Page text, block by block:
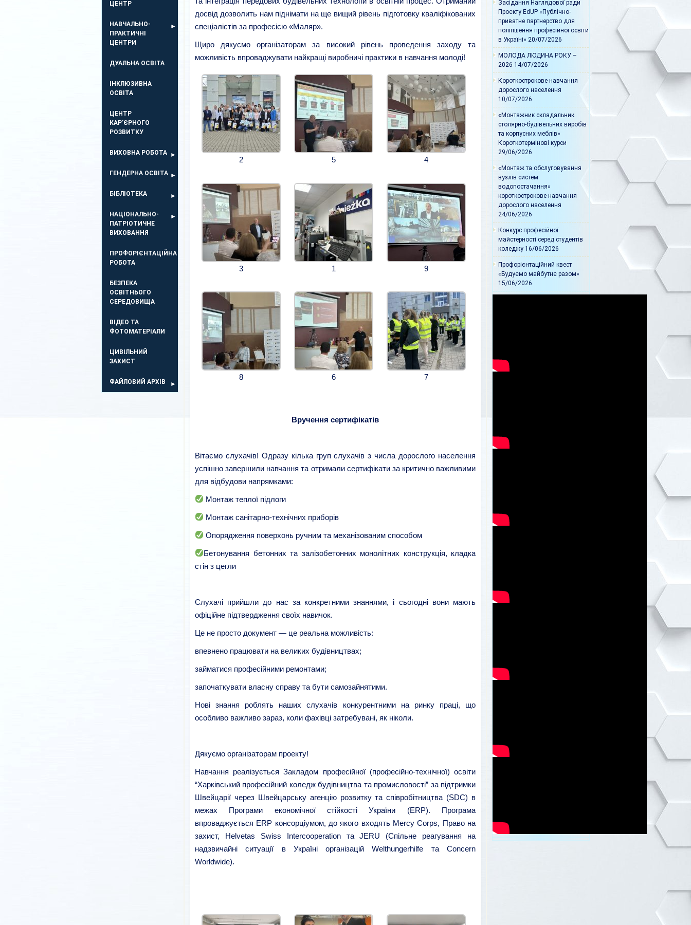
ЦЕНТР
НАВЧАЛЬНО-
ПРАКТИЧНІ
ЦЕНТРИ
ДУАЛЬНА ОСВІТА
ІНКЛЮЗИВНА
ОСВІТА
ЦЕНТР
КАР’ЄРНОГО
РОЗВИТКУ
ВИХОВНА РОБОТА
ГЕНДЕРНА ОСВІТА
БІБЛІОТЕКА
НАЦІОНАЛЬНО-
ПАТРІОТИЧНЕ
ВИХОВАННЯ
ПРОФОРІЄНТАЦІЙНА
РОБОТА
БЕЗПЕКА
ОСВIТНЬОГО
СЕРЕДОВИЩА
ВІДЕО ТА
ФОТОМАТЕРІАЛИ
ЦИВІЛЬНИЙ
ЗАХИСТ
ФАЙЛОВИЙ АРХІВ
досвід дозволить нам піднімати на ще вищий рівень підготовку кваліфікованих
спеціалістів за професією «Маляр».
Щиро дякуємо організаторам за високий рівень проведення заходу та
можливість впроваджувати найкращі виробничі практики в навчання молоді!
2 5 4
3 1 9
8 6 7
Вручення сертифікатів
Вітаємо слухачів! Одразу кілька груп слухачів з числа дорослого населення
успішно завершили навчання та отримали сертифікати за критично важливими
для відбудови напрямками:
Монтаж теплої підлоги
Монтаж санітарно-технічних приборів
Опорядження поверхонь ручним та механізованим способом
Бетонування бетонних та залізобетонних монолітних конструкція, кладка
стін з цегли
Слухачі прийшли до нас за конкретними знаннями, і сьогодні вони мають
офіційне підтвердження своїх навичок.
Це не просто документ — це реальна можливість:
впевнено працювати на великих будівництвах;
займатися професійними ремонтами;
започаткувати власну справу та бути самозайнятими.
Нові знання роблять наших слухачів конкурентними на ринку праці, що
особливо важливо зараз, коли фахівці затребувані, як ніколи.
Дякуємо організаторам проекту!
Навчання реалізується Закладом професійної (професійно-технічної) освіти
“Харківський професійний коледж будівництва та промисловості” за підтримки
Швейцарії через Швейцарську агенцію розвитку та співробітництва (SDC) в
межах Програми економічної стійкості України (ERP). Програма
впроваджується ERP консорціумом, до якого входять Mercy Corps, Право на
захист, Helvetas Swiss Intercooperation та JERU (Спільне реагування на
надзвичайні ситуації в Україні організацій Welthungerhilfe та Concern
Worldwide).
Засідання Наглядової ради
Проєкту EdUP «Публічно-
приватне партнерство для
поліпшення професійної освіти
в Україні» 20/07/2026
МОЛОДА ЛЮДИНА РОКУ –
2026 14/07/2026
Короткострокове навчання
дорослого населення
10/07/2026
«Монтажник складальник
столярно-будівельних виробів
та корпусних меблів»
Короткотермінові курси
29/06/2026
«Монтаж та обслуговування
вузлів систем
водопостачання»
короткострокове навчання
дорослого населення
24/06/2026
Конкурс професійної
майстерності серед студентів
коледжу 16/06/2026
Профорієнтаційний квест
«Будуємо майбутнє разом»
15/06/2026